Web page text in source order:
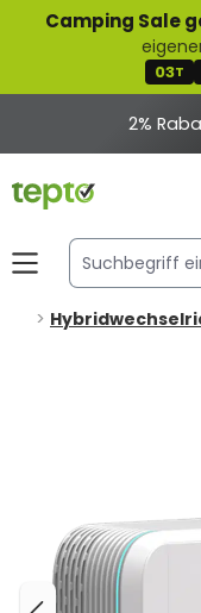
springen
Camping Sale
03T
bei